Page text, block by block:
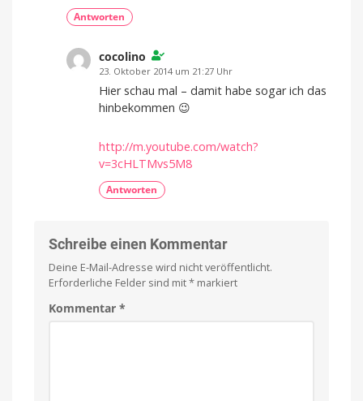
Antworten
cocolino
23. Oktober 2014 um 21:27 Uhr
Hier schau mal – damit habe sogar ich das
hinbekommen 😉
http://m.youtube.com/watch?
v=3cHLTMvs5M8
Antworten
Schreibe einen Kommentar
Deine E-Mail-Adresse wird nicht veröffentlicht.
Erforderliche Felder sind mit* markiert
Kommentar *